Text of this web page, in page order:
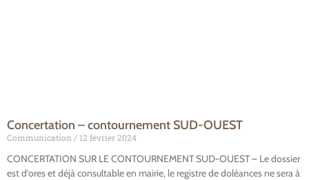
Concertation – contournement SUD-OUEST
Communication 12 février 2024
CONCERTATION SUR LE CONTOURNEMENT SUD-OUEST – Le dossier
est d’ores et déjà consultable en mairie, le registre de doléances ne sera à